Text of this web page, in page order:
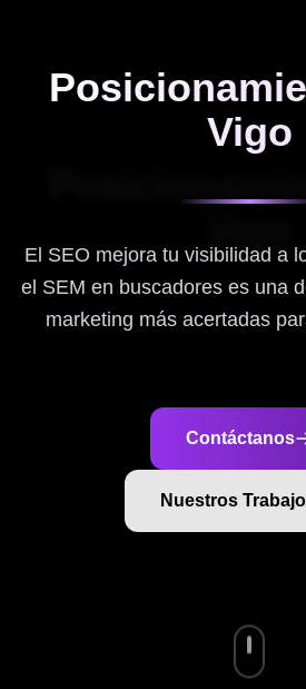
Vigo
El SEO mejora tu visibilidad a
el SEM en buscadores es una
marketing más acertadas
Contáctanos
Nuestros